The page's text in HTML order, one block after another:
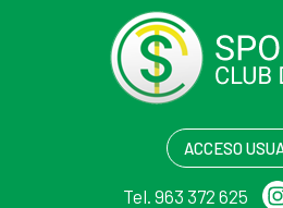
ACCESO
Tel. 963 372 625